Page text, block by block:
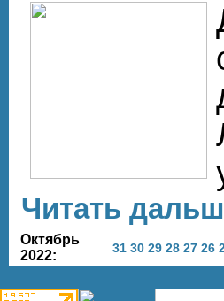
Читать
Октябрь
2022:
31 30 29 28 27 26